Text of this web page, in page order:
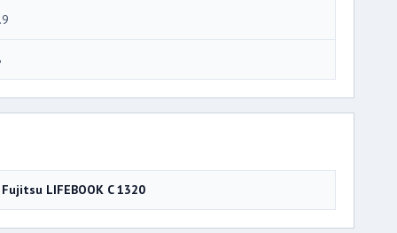
Fujitsu LIFEBOOK C 1320